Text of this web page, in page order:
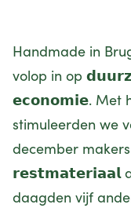
Handmade in
volop in op
𝗲𝗰𝗼𝗻𝗼𝗺𝗶𝗲. Met
stimuleerden we
december
𝗿𝗲𝘀𝘁𝗺𝗮𝘁𝗲𝗿𝗶𝗮𝗮𝗹
daagden vijf